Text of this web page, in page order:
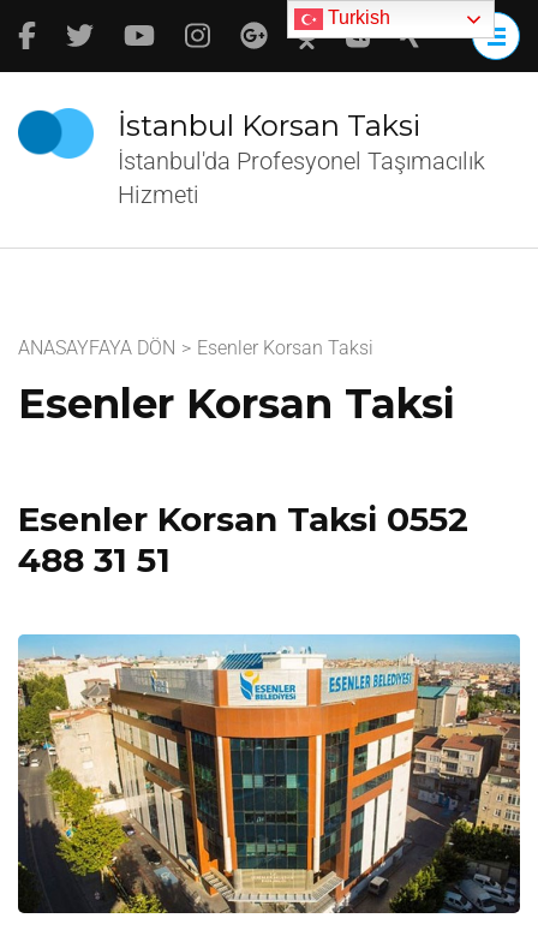
İçeriğe
atla
tuşuna
basın)
İstanbul Korsan Taksi
İstanbul'da Profesyonel Taşımacılık
Hizmeti
ANASAYFAYA DÖN > Esenler Korsan Taksi
Esenler Korsan Taksi
Esenler Korsan Taksi 0552
488 31 51
Turkish